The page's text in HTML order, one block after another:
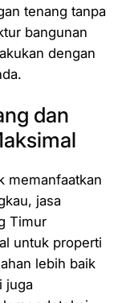
tenang tanpa
bangunan
dengan
dan
memanfaatkan
jasa
Timur
untuk properti
lebih baik
juga